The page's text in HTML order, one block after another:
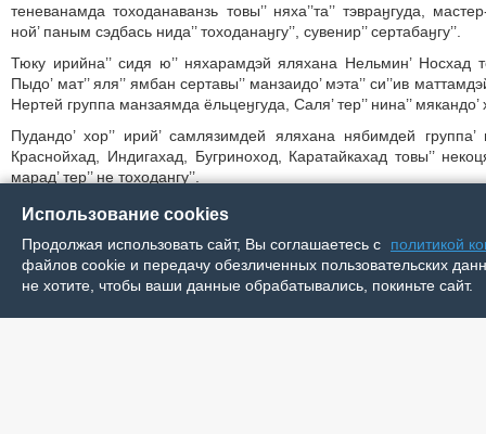
теневанамда тоходанаванзь товы’’ няха’’та’’ тэвраӈгуда,
ной’ паным сэдбась нида’’ тоходанаӈгу’’, сувенир’’ сертабаӈгу’’.
Тюку ирийна’’ сидя ю’’ няхарамдэй яляхана Нельмин’ Носхад
Пыдо’ мат’’ яля’’ ямбан сертавы’’ манзаидо’ мэта’’ си’’ив
Нертей группа манзаямда ёльцеӈгуда, Саля’ тер’’ нина’’ мякандо’
Пудандо’ хор’’ ирий’ самлязимдей яляхана нябимдей
Краснойхад, Индигахад, Бугриноход, Каратайкахад товы’’
марад’ тер’’ не тоходангу’’.
Ӈокханда сидя си’’ив яля’’ ямбан’ декоративно-прикладной
хусувэй по’ ӈэрёйӈэ’ хэсь танесеты, Департамент внутренней
Маня’’ яханана’’ тарем’ тоходанава’’ мале ӈахакуд’ миӈа’’. Хусувэй
Индига, Бугрино, Каратайка не’’ маркана манзарана’’ мел’’ нина’’
Использование cookies
Продолжая использовать сайт, Вы соглашаетесь с
политикой
файлов cookie и передачу обезличенных пользовательских
не хотите, чтобы ваши данные обрабатывались, покиньте сайт.